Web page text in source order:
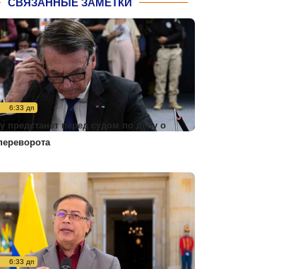
СВЯЗАННЫЕ ЗАМЕТКИ
6:33 дп
предстанет перед судом по делу о
6:33 дп